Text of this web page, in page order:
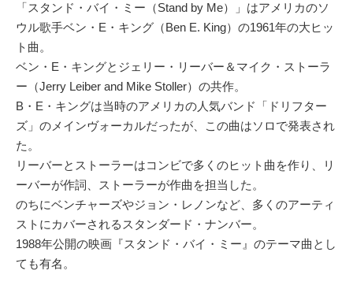
「スタンド・バイ・ミー（Stand by Me）」はアメリカのソ
ウル歌手ベン・E・キング（Ben E. King）の1961年の大ヒッ
ト曲。
ベン・E・キングとジェリー・リーバー＆マイク・ストーラ
ー（Jerry Leiber and Mike Stoller）の共作。
B・E・キングは当時のアメリカの人気バンド「ドリフター
ズ」のメインヴォーカルだったが、この曲はソロで発表され
た。
リーバーとストーラーはコンビで多くのヒット曲を作り、リ
ーバーが作詞、ストーラーが作曲を担当した。
のちにベンチャーズやジョン・レノンなど、多くのアーティ
ストにカバーされるスタンダード・ナンバー。
1988年公開の映画『スタンド・バイ・ミー』のテーマ曲とし
ても有名。